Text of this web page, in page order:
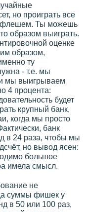
но проиграть все
флешем. Ты можешь
образом выиграть.
оценке
образом,
ту
- т.е. мы
и мы выигрываем
4 процента:
будет
крупный банк,
когда мы просто
банк
в 24 раза, чтобы мы
но вывод ясен:
большое
имела смысл.
не
суммы фишек у
в 50 или 100 раз,